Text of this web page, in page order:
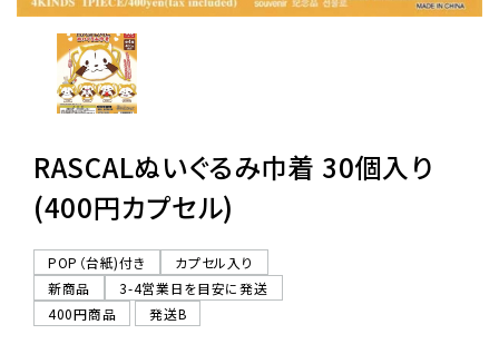
よくあるご質問
06-6282-7659
RASCALぬいぐるみ巾着 30個入り
(400円カプセル)
POP（台紙)付き
カプセル入り
新商品
3-4営業日を目安に発送
400円商品
発送B